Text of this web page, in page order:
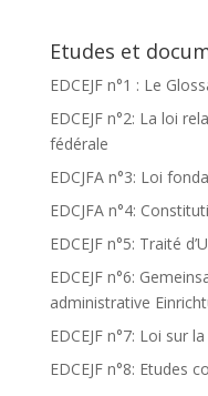
Etudes et
EDCEJF n°1 : Le
EDCEJF n°2: La loi
fédérale
EDCJFA n°3: Loi
EDCJFA n°4:
EDCEJF n°5: Traité
EDCEJF n°6:
administrative
EDCEJF n°7: Loi sur
EDCEJF n°8: Etudes